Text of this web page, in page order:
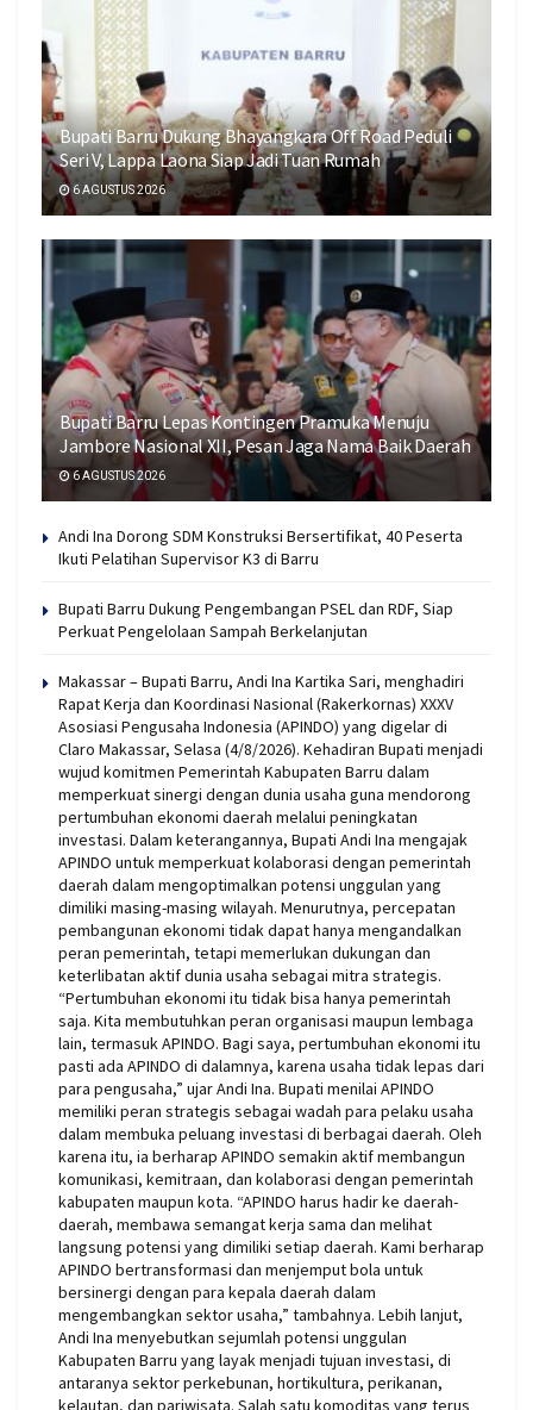
Bupati Barru Dukung Bhayangkara Off Road Peduli
Seri V, Lappa Laona Siap Jadi Tuan Rumah
6 AGUSTUS 2026
Bupati Barru Lepas Kontingen Pramuka Menuju
Jambore Nasional XII, Pesan Jaga Nama Baik Daerah
6 AGUSTUS 2026
Andi Ina Dorong SDM Konstruksi Bersertifikat, 40 Peserta
Ikuti Pelatihan Supervisor K3 di Barru
Bupati Barru Dukung Pengembangan PSEL dan RDF, Siap
Perkuat Pengelolaan Sampah Berkelanjutan
Makassar – Bupati Barru, Andi Ina Kartika Sari, menghadiri
Rapat Kerja dan Koordinasi Nasional (Rakerkornas) XXXV
Asosiasi Pengusaha Indonesia (APINDO) yang digelar di
Claro Makassar, Selasa (4/8/2026). Kehadiran Bupati menjadi
wujud komitmen Pemerintah Kabupaten Barru dalam
memperkuat sinergi dengan dunia usaha guna mendorong
pertumbuhan ekonomi daerah melalui peningkatan
investasi. Dalam keterangannya, Bupati Andi Ina mengajak
APINDO untuk memperkuat kolaborasi dengan pemerintah
daerah dalam mengoptimalkan potensi unggulan yang
dimiliki masing-masing wilayah. Menurutnya, percepatan
pembangunan ekonomi tidak dapat hanya mengandalkan
peran pemerintah, tetapi memerlukan dukungan dan
keterlibatan aktif dunia usaha sebagai mitra strategis.
“Pertumbuhan ekonomi itu tidak bisa hanya pemerintah
saja. Kita membutuhkan peran organisasi maupun lembaga
lain, termasuk APINDO. Bagi saya, pertumbuhan ekonomi itu
pasti ada APINDO di dalamnya, karena usaha tidak lepas dari
para pengusaha,” ujar Andi Ina. Bupati menilai APINDO
memiliki peran strategis sebagai wadah para pelaku usaha
dalam membuka peluang investasi di berbagai daerah. Oleh
karena itu, ia berharap APINDO semakin aktif membangun
komunikasi, kemitraan, dan kolaborasi dengan pemerintah
kabupaten maupun kota. “APINDO harus hadir ke daerah-
daerah, membawa semangat kerja sama dan melihat
langsung potensi yang dimiliki setiap daerah. Kami berharap
APINDO bertransformasi dan menjemput bola untuk
bersinergi dengan para kepala daerah dalam
mengembangkan sektor usaha,” tambahnya. Lebih lanjut,
Andi Ina menyebutkan sejumlah potensi unggulan
Kabupaten Barru yang layak menjadi tujuan investasi, di
antaranya sektor perkebunan, hortikultura, perikanan,
kelautan, dan pariwisata. Salah satu komoditas yang terus